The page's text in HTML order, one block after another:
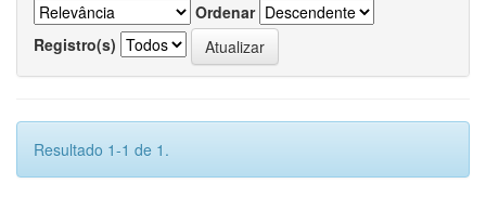
Ordenar
Registro(s)
Resultado 1-1 de 1.